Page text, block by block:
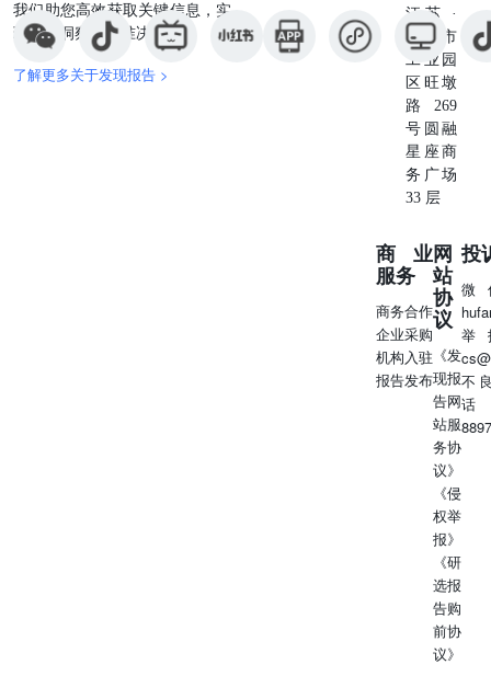
我们助您高效获取关键信息，实
现深度洞察与精准决策。
了解更多关于发现报告 >
江苏 ·
苏州市
工业园
区旺墩
路269
号圆融
星座商
务广场
33 层
商业
服务
商务合作
企业采购
机构入驻
报告发布
网
站
协
议
《发
现报
告网
站服
务协
议》
《侵
权举
报》
《研
选报
告购
前协
议》
投
微
举
不